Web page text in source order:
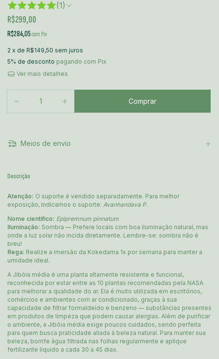
(1)
R$299,00
R$284,05com Pix
2 x de R$149,50 sem juros
5% de desconto pagando com Pix
Ver mais detalhes
Meios de envio
Descrição
Atenção: O suporte é vendido separadamente. Para melhor
exposição, indicamos o suporte: Avanhandava P.
Nome científico: Epipremnum pinnatum
Iluminação: Sombra — Prefere locais com boa iluminação natural, mas
onde a luz solar não incida diretamente. Lembre-se: sombra não é
breu!
Rega: Realize a imersão da Kokedama 1x por semana para manter a
umidade ideal.
A Jibóia média é uma planta altamente resistente e funcional,
reconhecida por estar entre as 10 plantas recomendadas pela NASA
para melhorar a qualidade do ar. Ela é muito utilizada em escritórios,
comércios e ambientes com ar condicionado, graças à sua
capacidade de filtrar formaldeído e benzeno — substâncias presentes
em produtos de limpeza que podem causar alergias. Além de purificar
o ambiente, a Jibóia média exige poucos cuidados, sendo perfeita
para quem busca praticidade aliada à beleza natural. Para manter sua
beleza, borrife água filtrada nas folhas regularmente e aplique
fertilizante líquido a cada 30 a 45 dias.